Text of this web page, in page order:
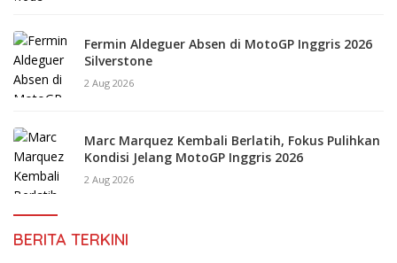
Fermin Aldeguer Absen di MotoGP Inggris 2026
Silverstone
2 Aug 2026
Marc Marquez Kembali Berlatih, Fokus Pulihkan
Kondisi Jelang MotoGP Inggris 2026
2 Aug 2026
BERITA TERKINI